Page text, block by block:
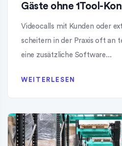
Gäste ohne 1Tool-
Videocalls mit Kunden oder
scheitern in der Praxis oft an
eine zusätzliche Software...
WEITERLESEN